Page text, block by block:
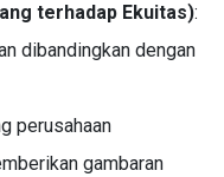
terhadap Ekuitas):
dibandingkan dengan
perusahaan
gambaran